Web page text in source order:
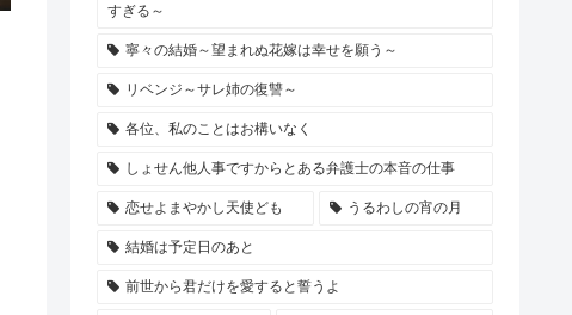
すぎる～
寧々の結婚～望まれぬ花嫁は幸せを願う～
リベンジ～サレ姉の復讐～
各位、私のことはお構いなく
しょせん他人事ですからとある弁護士の本音の仕事
恋せよまやかし天使ども うるわしの宵の月
結婚は予定日のあと
前世から君だけを愛すると誓うよ